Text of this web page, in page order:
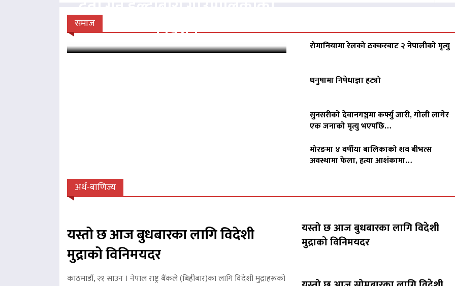
समाज
निर्देशन
रोमानियामा रेलको ठक्करबाट २ नेपालीको मृत्यु
धनुषामा निषेधाज्ञा हट्यो
सुनसरीको देवानगञ्जमा कर्फ्यु जारी, गोली लागेर
एक जनाको मृत्यु भएपछि…
मोरङमा ४ वर्षीया बालिकाको शव बीभत्स
अवस्थामा फेला, हत्या आशंकामा…
अर्थ-बाणिज्य
यस्तो छ आज बुधबारका लागि विदेशी
मुद्राको विनिमयदर
काठमाडौं, २१ साउन । नेपाल राष्ट्र बैंकले (बिहीबार)का लागि विदेशी मुद्राहरूको
यस्तो छ आज बुधबारका लागि विदेशी
मुद्राको विनिमयदर